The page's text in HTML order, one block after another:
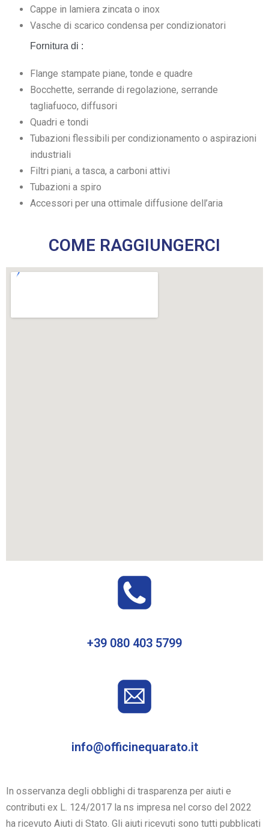
Cappe in lamiera zincata o inox
Vasche di scarico condensa per condizionatori
Fornitura di :
Flange stampate piane, tonde e quadre
Bocchette, serrande di regolazione, serrande
tagliafuoco, diffusori
Quadri e tondi
Tubazioni flessibili per condizionamento o aspirazioni
industriali
Filtri piani, a tasca, a carboni attivi
Tubazioni a spiro
Accessori per una ottimale diffusione dell’aria
COME RAGGIUNGERCI
+39 080 403 5799
info@officinequarato.it
In osservanza degli obblighi di trasparenza per aiuti e
contributi ex L. 124/2017 la ns impresa nel corso del 2022
ha ricevuto Aiuti di Stato. Gli aiuti ricevuti sono tutti pubblicati